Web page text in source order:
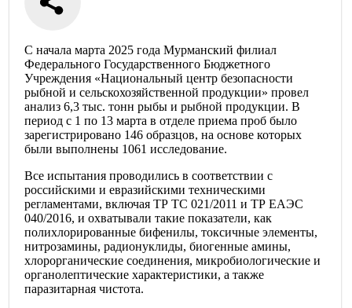
С начала марта 2025 года Мурманский филиал
Федерального Государственного Бюджетного
Учреждения «Национальный центр безопасности
рыбной и сельскохозяйственной продукции» провел
анализ 6,3 тыс. тонн рыбы и рыбной продукции. В
период с 1 по 13 марта в отделе приема проб было
зарегистрировано 146 образцов, на основе которых
были выполнены 1061 исследование.
Все испытания проводились в соответствии с
российскими и евразийскими техническими
регламентами, включая ТР ТС 021/2011 и ТР ЕАЭС
040/2016, и охватывали такие показатели, как
полихлорированные бифенилы, токсичные элементы,
нитрозамины, радионуклиды, биогенные амины,
хлорорганические соединения, микробиологические и
органолептические характеристики, а также
паразитарная чистота.